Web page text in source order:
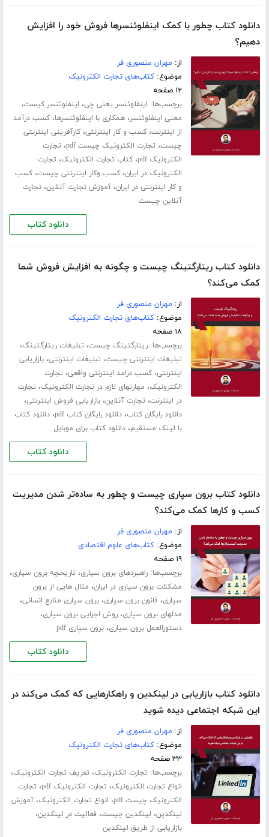
دانلود کتاب چطور با کمک اینفلوئنسرها فروش خود را افزایش
دهیم؟
از: مهران منصوری فر
موضوع:کتاب‌های تجارت الکترونیک
۱۲ صفحه
برچسب‌ها: اینفلوئنسر یعنی چی، اینفلوئنسر کیست،
معنی اینفلوئنسر،همکاری با اینفلوئنسرها،کسب درآمد
از اینترنت،کسب و کار اینترنتی،کارآفرینی اینترنتی
چیست، تجارت الکترونیک چیست pdf ، تجارت
الکترونیک pdf
،کتاب تجارت الکترونیک، تجارت
الکترونیک در ایران،کسب وکار اینترنتی چیست،کسب
و کار اینترنتی در ایران،آموزش تجارت آنلاین، تجارت
آنلاین چیست
دانلود کتاب
دانلود کتاب ریتارگتینگ چیست و چگونه به افزایش فروش شما
کمک می‌کند؟
از: مهران منصوری فر
موضوع:کتاب‌های تجارت الکترونیک
۱۸ صفحه
برچسب‌ها:ریتارگتینگ چیست، تبلیغات ریتارگتینگ،
تبلیغات اینترنتی چیست، تبلیغات اینترنتی،بازاریابی
اینترنتی،کسب درامد اینترنتی واقعی، تجارت
الکترونیک، مهارتهای لازم در تجارت الکترونیک، تجارت
در اینترنت، تجارت آنلاین،بازاریابی فروش اینترنتی،
دانلود رایگان کتاب،دانلود رایگان کتاب pdf ،دانلود کتاب
با لینک مستقیم،دانلود کتاب برای موبایل
دانلود کتاب
دانلود کتاب برون سپاری چیست و چطور به ساده‌تر شدن مدیریت
کسب و‌ کارها کمک می‌کند؟
از: مهران منصوری فر
موضوع:کتاب‌های علوم اقتصادی
۱۹ صفحه
برچسب‌ها:راهبردهای برون سپاری، تاریخچه برون سپاری،
مشکلات برون سپاری در ایران، مثال هایی از برون
سپاری، قانون برون سپاری،برون سپاری منابع انسانی،
مدلهای برون سپاری،روش اجرایی برون سپاری،
دستورالعمل برون سپاری،برون سپاری pdf
دانلود کتاب
دانلود کتاب بازاریابی در لینکدین و راهکارهایی که کمک می‌کند در
این شبکه اجتماعی دیده شوید
از: مهران منصوری فر
موضوع:کتاب‌های تجارت الکترونیک
۳۳ صفحه
برچسب‌ها: تجارت الکترونیک، تعریف تجارت الکترونیک،
انواع تجارت الکترونیک، تجارت الکترونیک pdf ، تجارت
الکترونیک چیست pdf
، انواع تجارت الکترونیک،آموزش
لینکدین، لینکدین چیست، فعالیت در لینکدین،
بازاریابی از طریق لینکدین